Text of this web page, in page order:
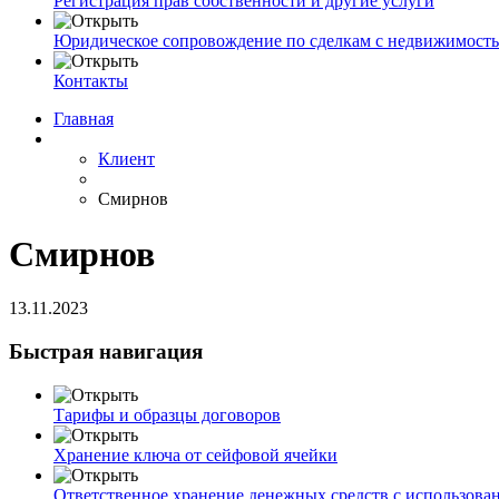
Юридическое сопровождение по сделкам с
Контакты
Главная
Клиент
Смирнов
Смирнов
13.11.2023
Быстрая навигация
Тарифы и образцы договоров
Хранение ключа от сейфовой ячейки
Ответственное хранение денежных средств с